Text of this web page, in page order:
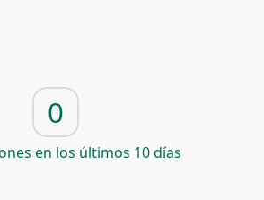
0
en los últimos 10 días